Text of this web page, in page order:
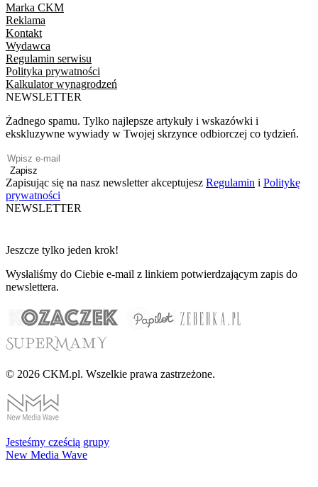
Marka CKM
Reklama
Kontakt
Wydawca
Regulamin serwisu
Polityka prywatności
Kalkulator wynagrodzeń
NEWSLETTER
Żadnego spamu. Tylko najlepsze artykuły i wskazówki i
ekskluzywne wywiady w Twojej skrzynce odbiorczej co tydzień.
Zapisz
Zapisując się na nasz newsletter akceptujesz Regulamin i Politykę
prywatności
NEWSLETTER
Jeszcze tylko jeden krok!
Wysłaliśmy do Ciebie e-mail z linkiem potwierdzającym zapis do
newslettera.
© 2026 CKM.pl. Wszelkie prawa zastrzeżone.
Jesteśmy cześcią grupy
New Media Wave